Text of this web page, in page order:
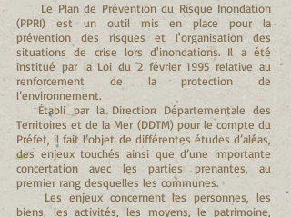
Le Plan de Prévention du Risque Inondation
(PPRI) est un outil mis en place pour la
prévention des risques et l'organisation des
situations de crise lors d'inondations. Il a été
institué par la Loi du 2 février 1995 relative au
renforcement de la protection de
l’environnement.
Établi par la Direction Départementale des
Territoires et de la Mer (DDTM) pour le compte du
Préfet, il fait l’objet de différentes études d’aléas,
des enjeux touchés ainsi que d’une importante
concertation avec les parties prenantes, au
premier rang desquelles les communes.
Les enjeux concernent les personnes, les
biens, les activités, les moyens, le patrimoine,